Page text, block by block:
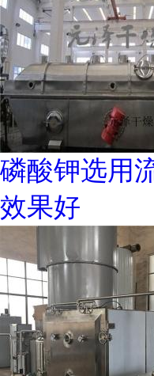
磷酸钾选用
效果好